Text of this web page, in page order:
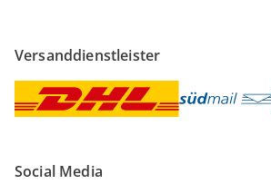
Versanddienstleister
Social Media